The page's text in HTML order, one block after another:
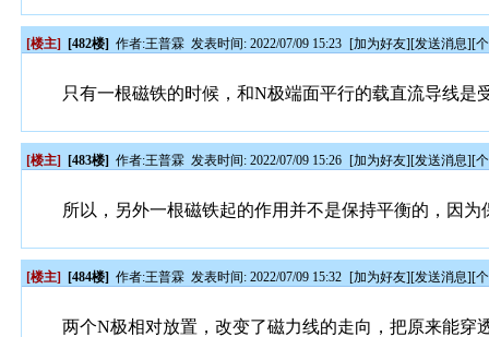
[楼主] [482楼] 作者:王普霖 发表时间: 2022/07/09 15:23 [加为好友][发送消息][
只有一根磁铁的时候，和N极端面平行的载直流导线
[楼主] [483楼] 作者:王普霖 发表时间: 2022/07/09 15:26 [加为好友][发送消息][
所以，另外一根磁铁起的作用并不是保持平衡的，因
[楼主] [484楼] 作者:王普霖 发表时间: 2022/07/09 15:32 [加为好友][发送消息][
两个N极相对放置，改变了磁力线的走向，把原来能